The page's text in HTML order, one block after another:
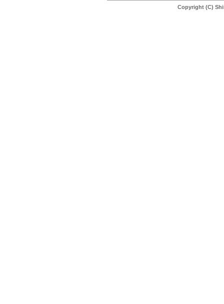
Copyright (C)